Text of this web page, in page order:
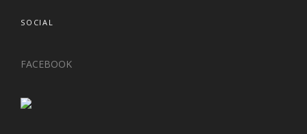
SOCIAL
FACEBOOK